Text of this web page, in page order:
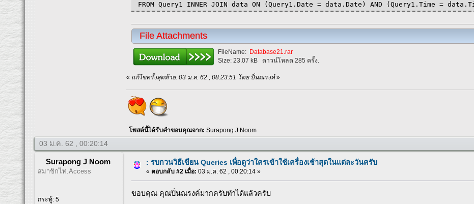
FROM Query1 INNER JOIN data ON (Query1.Date = data.Date) AND (Query1.Time =
File Attachments
FileName: Database21.rar
Size:23.07 kB ดาวน์โหลด 285 ครั้ง.
« แก้ไขครั้งสุดท้าย: 03 ม.ค. 62 , 08:23:51 โดย ปิ่นณรงค์»
โพสต์นี้ได้รับคำขอบคุณจาก:Surapong J Noom
03 ม.ค. 62 , 00:20:14
Surapong J Noom
สมาชิกไท.Access
กระทู้: 5
: รบกวนวิธีเขียน Queries เพื่อดูว่าใครเข้าใช้เครื่องเช้าสุดในแต่ละวันครับ
« ตอบกลับ #2 เมื่อ: 03 ม.ค. 62 , 00:20:14 »
ขอบคุณ คุณปิ่นณรงค์มากครับทำได้แล้วครับ